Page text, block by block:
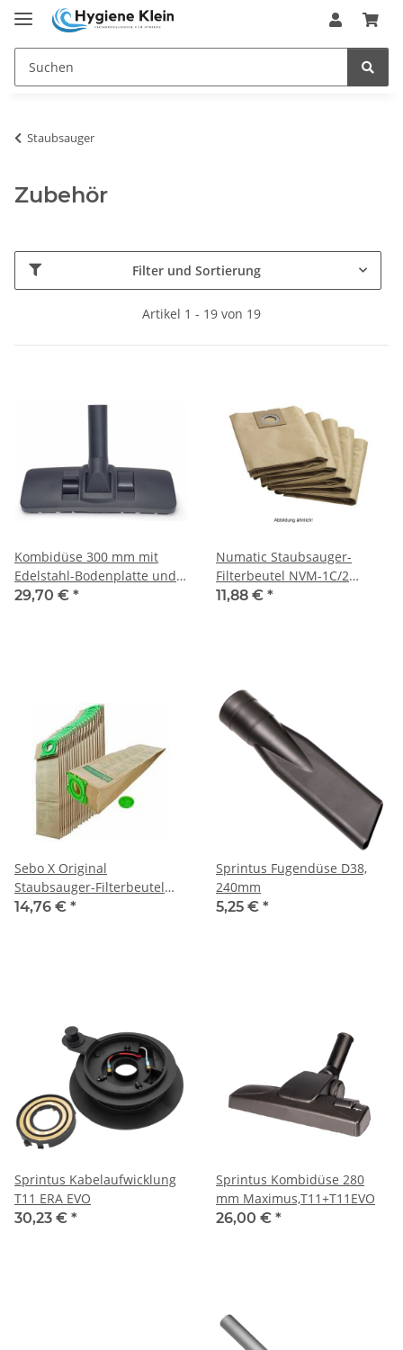
Staubsauger
Zubehör
Filter und Sortierung
Artikel 1 - 19 von 19
Kombidüse 300 mm mit
Edelstahl-Bodenplatte und
Parkfunktion 32 mm
29,70 € *
Numatic Staubsauger-
Filterbeutel NVM-1C/2
doppellagig ungebleicht 10
11,88 € *
Sebo X Original
Staubsauger-Filterbeutel
5093N 3-lagig mit grünem
14,76 € *
Sprintus Fugendüse D38,
240mm
5,25 € *
Sprintus Kabelaufwicklung
T11 ERA EVO
30,23 € *
Sprintus Kombidüse 280
mm Maximus,T11+T11EVO
26,00 € *